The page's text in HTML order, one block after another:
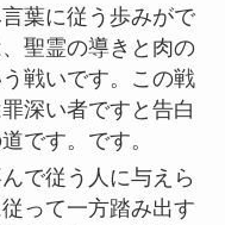
葉に従う歩みがで
聖霊の導きと肉の
戦いです。この戦
深い者ですと告白
です。です。
で従う人に与えら
って一方踏み出す